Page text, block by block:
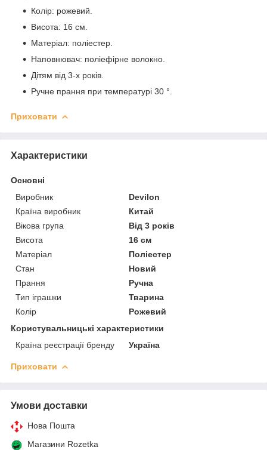
Колір: рожевий.
Висота: 16 см.
Матеріал: поліестер.
Наповнювач: поліефірне волокно.
Дітям від 3-х років.
Ручне прання при температурі 30 °.
Приховати
Характеристики
Основні
Виробник
Devilon
Країна виробник
Китай
Вікова група
Від 3 років
Висота
16 см
Матеріал
Поліестер
Стан
Новий
Прання
Ручна
Тип іграшки
Тварина
Колір
Рожевий
Користувальницькі характеристики
Країна реєстрації бренду
Україна
Приховати
Умови доставки
Нова Пошта
Магазини Rozetka